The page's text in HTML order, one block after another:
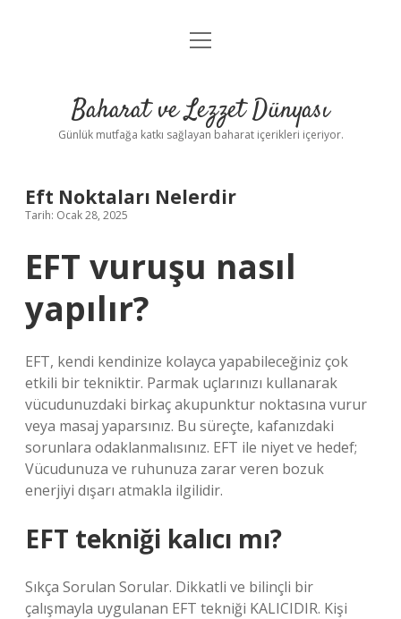
Anasayfa
Yasal Uyarı
menüyü
Baharat ve Lezzet Dünyası
Günlük mutfağa katkı sağlayan baharat içerikleri içeriyor.
Eft Noktaları Nelerdir
Tarih: Ocak 28, 2025
EFT vuruşu nasıl
yapılır?
EFT, kendi kendinize kolayca yapabileceğiniz çok
etkili bir tekniktir. Parmak uçlarınızı kullanarak
vücudunuzdaki birkaç akupunktur noktasına vurur
veya masaj yaparsınız. Bu süreçte, kafanızdaki
sorunlara odaklanmalısınız. EFT ile niyet ve hedef;
Vücudunuza ve ruhunuza zarar veren bozuk
enerjiyi dışarı atmakla ilgilidir.
EFT tekniği kalıcı mı?
Sıkça Sorulan Sorular. Dikkatli ve bilinçli bir
çalışmayla uygulanan EFT tekniği KALICIDIR. Kişi